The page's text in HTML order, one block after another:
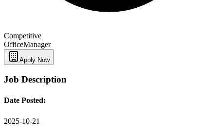
Competitive
OfficeManager
Apply Now
Job Description
Date Posted:
2025-10-21